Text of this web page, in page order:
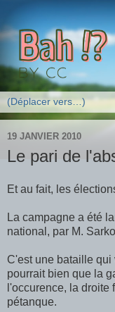
19 JANVIER 2010
Le pari de
Et au fait, les
La campagne a été
national, par M.
C'est une bataille
pourrait bien que la
l'occurence, la droite
pétanque.